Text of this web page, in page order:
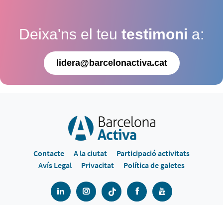
Deixa'ns el teu testimoni a:
lidera@barcelonactiva.cat
Contacte A la ciutat
Participació activitats
Avís Legal
Privacitat Política de galetes